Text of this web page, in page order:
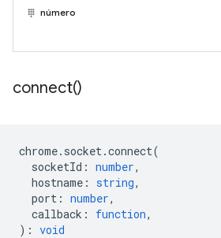
número
connect()
chrome. socket.connect(
socketId : number,
hostname : string,
port : number,
callback : function,
) : void